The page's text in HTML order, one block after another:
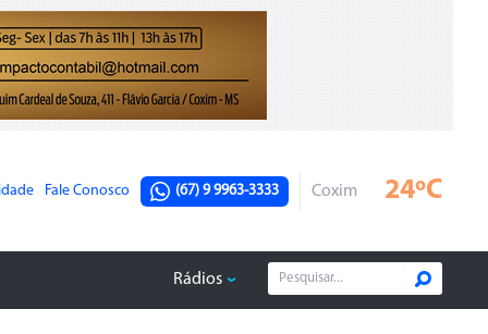
Fale Conosco (67) 9 9963-3333 Coxim 24ºC
Rádios